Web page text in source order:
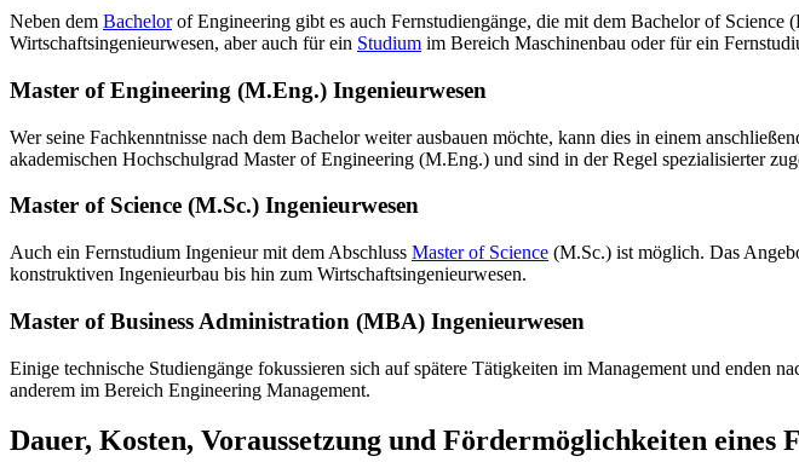
Neben dem Bachelorof Engineering gibt es auch Fernstudiengänge, die mit dem Bachelor of
Wirtschaftsingenieurwesen, aber auch für ein Studium im Bereich Maschinenbau oder für ein
Master of Engineering (M.Eng.) Ingenieurwesen
Wer seine Fachkenntnisse nach dem Bachelor weiter ausbauen möchte, kann dies in einem
akademischen Hochschulgrad Master of Engineering (M.Eng.) und sind in der Regel spezialisierter
Master of Science (M.Sc.) Ingenieurwesen
Auch ein Fernstudium Ingenieur mit dem Abschluss Master of Science (M.Sc.) ist möglich. Das
konstruktiven Ingenieurbau bis hin zum Wirtschaftsingenieurwesen.
Master of Business Administration (MBA) Ingenieurwesen
Einige technische Studiengänge fokussieren sich auf spätere Tätigkeiten im Management und enden
anderem im Bereich Engineering Management.
Dauer, Kosten, Voraussetzung und Fördermöglichkeiten eines